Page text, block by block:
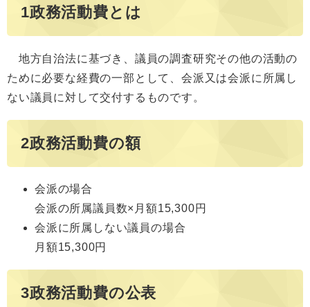
1政務活動費とは
地方自治法に基づき、議員の調査研究その他の活動の
ために必要な経費の一部として、会派又は会派に所属し
ない議員に対して交付するものです。
2政務活動費の額
会派の場合
会派の所属議員数×月額15,300円
会派に所属しない議員の場合
月額15,300円
3政務活動費の公表